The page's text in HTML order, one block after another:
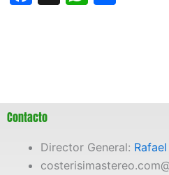
Contacto
Director General: